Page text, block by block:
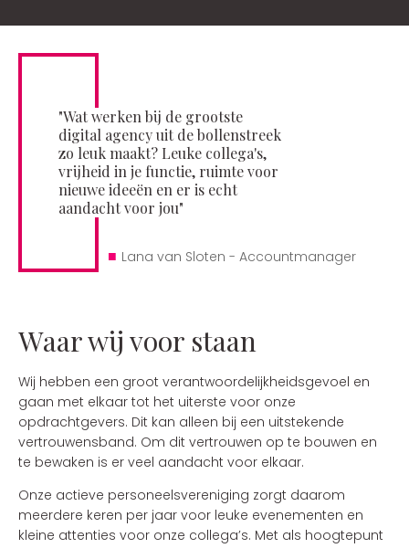
"Wat werken bij de grootste
digital agency uit de bollenstreek
zo leuk maakt? Leuke collega's,
vrijheid in je functie, ruimte voor
nieuwe ideeën en er is echt
aandacht voor jou"
■ Lana van Sloten - Accountmanager
Waar wij voor staan
Wij hebben een groot verantwoordelijkheidsgevoel en
gaan met elkaar tot het uiterste voor onze
opdrachtgevers. Dit kan alleen bij een uitstekende
vertrouwensband. Om dit vertrouwen op te bouwen en
te bewaken is er veel aandacht voor elkaar.
Onze actieve personeelsvereniging zorgt daarom
meerdere keren per jaar voor leuke evenementen en
kleine attenties voor onze collega’s. Met als hoogtepunt